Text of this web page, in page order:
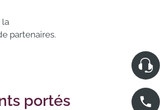
la
partenaires.
portés